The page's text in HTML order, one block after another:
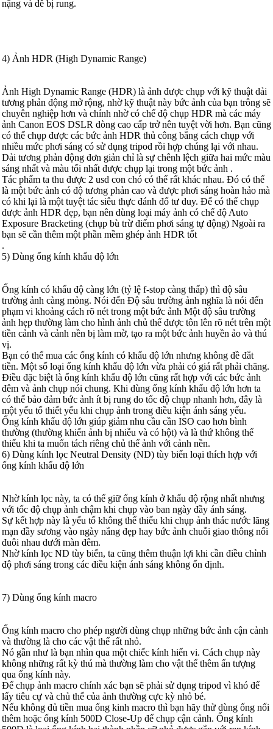
nặng và dễ bị rung.
4) Ảnh HDR (High Dynamic Range)
Ảnh High Dynamic Range (HDR) là ảnh được chụp với kỹ thuật dải
tương phản động mở rộng, nhờ kỹ thuật này bức ảnh của bạn trông sẽ
chuyên nghiệp hơn và chính nhờ có chế độ chụp HDR mà các máy
ảnh Canon EOS DSLR dòng cao cấp trở nên tuyệt vời hơn. Bạn cũng
có thể chụp được các bức ảnh HDR thủ công bằng cách chụp với
nhiều mức phơi sáng có sử dụng tripod rồi hợp chúng lại với nhau.
Dải tương phản động đơn giản chỉ là sự chênh lệch giữa hai mức màu
sáng nhất và màu tối nhất được chụp lại trong một bức ảnh .
Tác phẩm ta thu được 2 usd con chó có thể rất khác nhau. Đó có thể
là một bức ảnh có độ tương phản cao và được phơi sáng hoàn hảo mà
có khi lại là một tuyệt tác siêu thực đánh đố tư duy. Để có thể chụp
được ảnh HDR đẹp, bạn nên dùng loại máy ảnh có chế độ Auto
Exposure Bracketing (chụp bù trừ điểm phơi sáng tự động) Ngoài ra
bạn sẽ cần thêm một phần mềm ghép ảnh HDR tốt
.
5) Dùng ống kính khẩu độ lớn
Ống kính có khẩu độ càng lớn (tỷ lệ f-stop càng thấp) thì độ sâu
trường ảnh càng mỏng. Nói đến Độ sâu trường ảnh nghĩa là nói đến
phạm vi khoảng cách rõ nét trong một bức ảnh Một độ sâu trường
ảnh hẹp thường làm cho hình ảnh chủ thể được tôn lên rõ nét trên một
tiền cảnh và cảnh nền bị làm mờ, tạo ra một bức ảnh huyền ảo và thú
vị.
Bạn có thể mua các ống kính có khẩu độ lớn nhưng không đề đắt
tiền. Một số loại ống kính khẩu độ lớn vừa phải có giá rất phải chăng.
Điều đặc biệt là ống kính khẩu độ lớn cũng rất hợp với các bức ảnh
đêm và ảnh chụp nói chung. Khi dùng ống kính khẩu độ lớn hơn ta
có thể bảo đảm bức ảnh ít bị rung do tốc độ chụp nhanh hơn, đây là
một yếu tố thiết yếu khi chụp ảnh trong điều kiện ánh sáng yếu.
Ống kính khẩu độ lớn giúp giảm nhu cầu cần ISO cao hơn bình
thường (thường khiến ảnh bị nhiễu và có hột) và là thứ không thể
thiếu khi ta muốn tách riêng chủ thể ảnh với cảnh nền.
6) Dùng kính lọc Neutral Density (ND) tùy biến loại thích hợp với
ống kính khẩu độ lớn
Nhờ kính lọc này, ta có thể giữ ống kính ở khẩu độ rộng nhất nhưng
với tốc độ chụp ảnh chậm khi chụp vào ban ngày đầy ánh sáng.
Sự kết hợp này là yếu tố không thể thiếu khi chụp ảnh thác nước lãng
mạn đầy sương vào ngày nắng đẹp hay bức ảnh chuỗi giao thông nối
đuôi nhau dưới màn đêm.
Nhờ kính lọc ND tùy biến, ta cũng thêm thuận lợi khi cần điều chỉnh
độ phơi sáng trong các điều kiện ánh sáng không ổn định.
7) Dùng ống kính macro
Ống kính macro cho phép người dùng chụp những bức ảnh cận cảnh
và thường là cho các vật thể rất nhỏ.
Nó gần như là bạn nhìn qua một chiếc kính hiển vi. Cách chụp này
không những rất kỳ thú mà thường làm cho vật thể thêm ấn tượng
qua ống kính này.
Để chụp ảnh macro chính xác bạn sẽ phải sử dụng tripod vì khó để
lấy tiêu cự và chủ thể của ảnh thường cực kỳ nhỏ bé.
Nếu không đủ tiền mua ống kinh macro thì bạn hãy thử dùng ống nối
thêm hoặc ống kính 500D Close-Up để chụp cận cảnh. Ống kính